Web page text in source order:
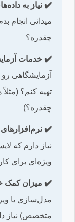
✔️ نیاز به
میدانی انجام
چقدره؟
✔️ خدمات
آزمایشگاهی
چقدره؟)
✔️
نیاز دارم که
ویژه‌ای برای
✔️ میزان کمک
مدل‌سازی یا
متخصص) نیاز